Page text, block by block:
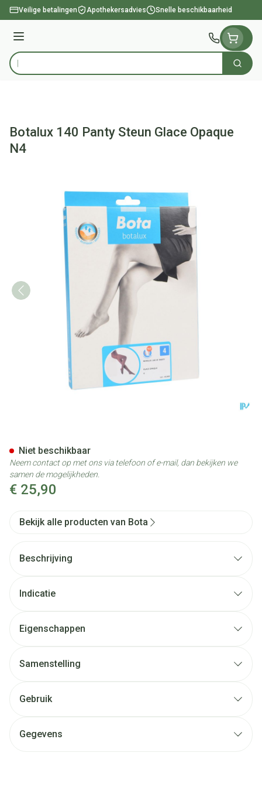
Ga naar de inhoud
Veilige betalingen Apothekersadvies Snelle beschikbaarheid
Menu
Product, merk, categorie... Zoek
Botalux 140 Panty Steun Glace Opaque
N4
€ 25,90
Niet beschikbaar
Neem contact op met ons via telefoon of e-mail, dan bekijken we
samen de mogelijkheden.
Bekijk alle producten van Bota
Beschrijving
Indicatie
Eigenschappen
Samenstelling
Gebruik
Gegevens